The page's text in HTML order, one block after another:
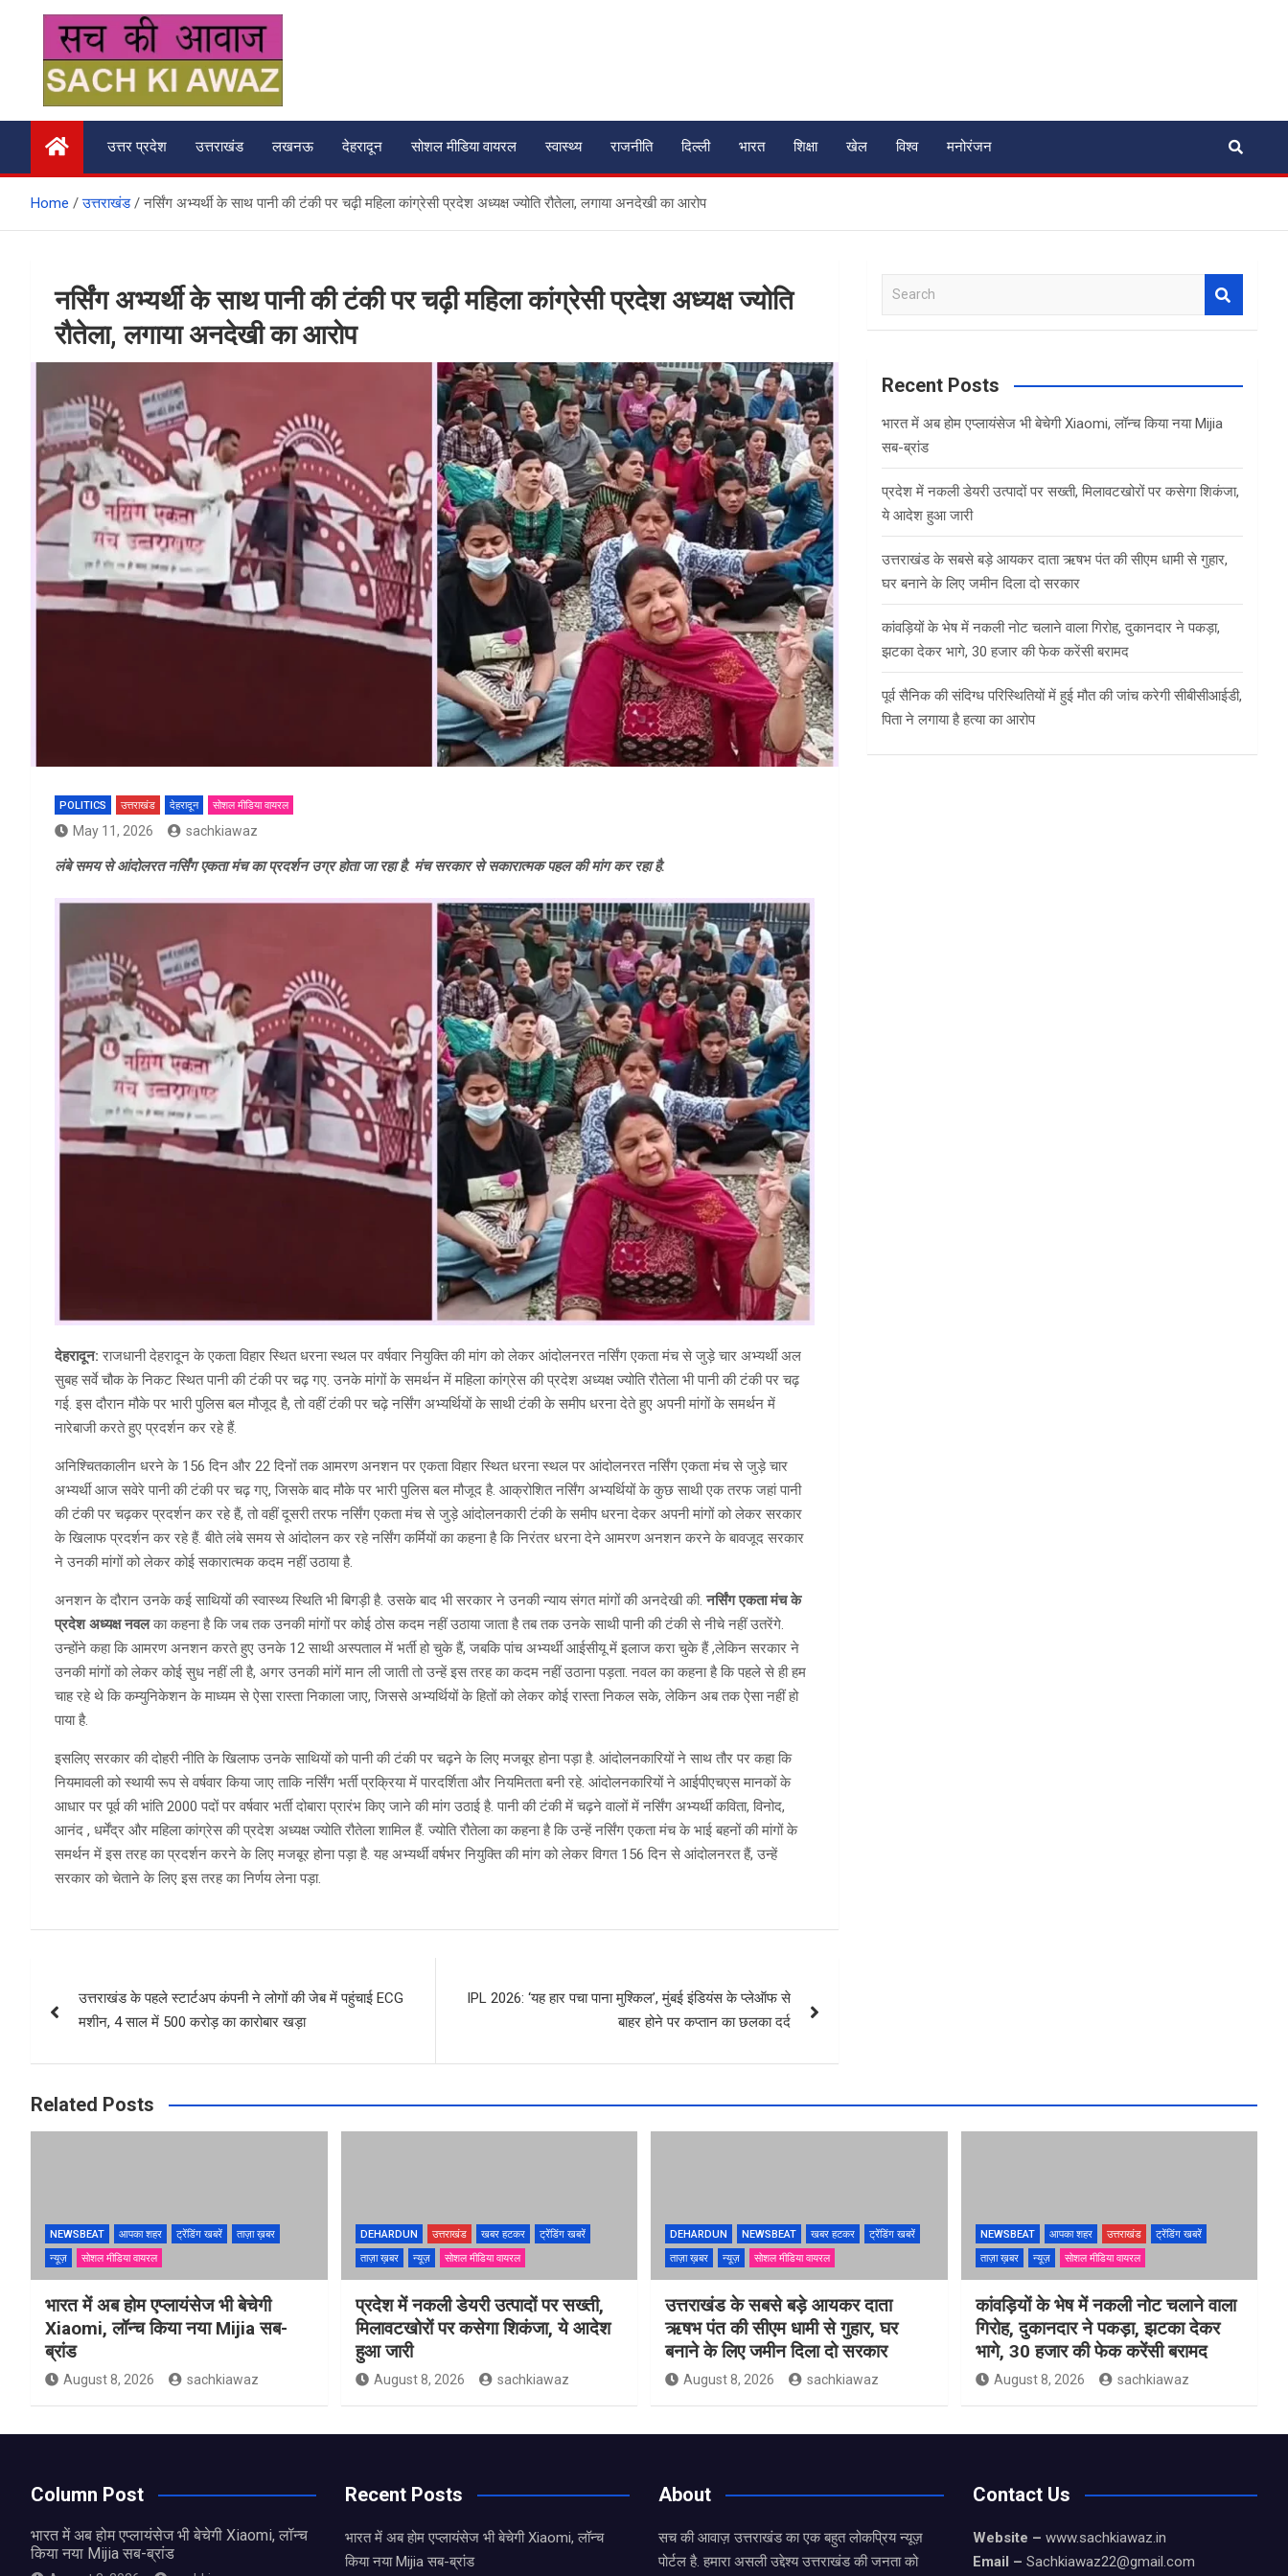
content
सच की आवाज
उत्तर प्रदेश उत्तराखंड लखनऊ देहरादून सोशल मीडिया वायरल स्वास्थ्य राजनीति दिल्ली भारत शिक्षा खेल विश्व मनोरंजन
Home उत्तराखंड नर्सिंग अभ्यर्थी के साथ पानी की टंकी पर चढ़ी महिला कांग्रेसी प्रदेश अध्यक्ष ज्योति रौतेला, लगाया अनदेखी का आरोप
नर्सिंग अभ्यर्थी के साथ पानी की टंकी पर चढ़ी महिला कांग्रेसी प्रदेश अध्यक्ष ज्योति
रौतेला, लगाया अनदेखी का आरोप
POLITICS उत्तराखंड देहरादून सोशल मीडिया वायरल
May 11, 2026 sachkiawaz
लंबे समय से आंदोलरत नर्सिंग एकता मंच का प्रदर्शन उग्र होता जा रहा है. मंच सरकार से सकारात्मक पहल की मांग कर रहा है.
देहरादून: राजधानी देहरादून के एकता विहार स्थित धरना स्थल पर वर्षवार नियुक्ति की मांग को लेकर आंदोलनरत नर्सिंग एकता मंच से जुड़े चार अभ्यर्थी अल
सुबह सर्वे चौक के निकट स्थित पानी की टंकी पर चढ़ गए. उनके मांगों के समर्थन में महिला कांग्रेस की प्रदेश अध्यक्ष ज्योति रौतेला भी पानी की टंकी पर चढ़
गई. इस दौरान मौके पर भारी पुलिस बल मौजूद है, तो वहीं टंकी पर चढ़े नर्सिंग अभ्यर्थियों के साथी टंकी के समीप धरना देते हुए अपनी मांगों के समर्थन में
नारेबाजी करते हुए प्रदर्शन कर रहे हैं.
अनिश्चितकालीन धरने के 156 दिन और 22 दिनों तक आमरण अनशन पर एकता विहार स्थित धरना स्थल पर आंदोलनरत नर्सिंग एकता मंच से जुड़े चार
अभ्यर्थी आज सवेरे पानी की टंकी पर चढ़ गए, जिसके बाद मौके पर भारी पुलिस बल मौजूद है. आक्रोशित नर्सिंग अभ्यर्थियों के कुछ साथी एक तरफ जहां पानी
की टंकी पर चढ़कर प्रदर्शन कर रहे हैं, तो वहीं दूसरी तरफ नर्सिंग एकता मंच से जुड़े आंदोलनकारी टंकी के समीप धरना देकर अपनी मांगों को लेकर सरकार
के खिलाफ प्रदर्शन कर रहे हैं. बीते लंबे समय से आंदोलन कर रहे नर्सिंग कर्मियों का कहना है कि निरंतर धरना देने आमरण अनशन करने के बावजूद सरकार
ने उनकी मांगों को लेकर कोई सकारात्मक कदम नहीं उठाया है.
अनशन के दौरान उनके कई साथियों की स्वास्थ्य स्थिति भी बिगड़ी है. उसके बाद भी सरकार ने उनकी न्याय संगत मांगों की अनदेखी की.नर्सिंग एकता मंच के
प्रदेश अध्यक्ष नवलका कहना है कि जब तक उनकी मांगों पर कोई ठोस कदम नहीं उठाया जाता है तब तक उनके साथी पानी की टंकी से नीचे नहीं उतरेंगे.
उन्होंने कहा कि आमरण अनशन करते हुए उनके 12 साथी अस्पताल में भर्ती हो चुके हैं, जबकि पांच अभ्यर्थी आईसीयू में इलाज करा चुके हैं ,लेकिन सरकार ने
उनकी मांगों को लेकर कोई सुध नहीं ली है, अगर उनकी मांगें मान ली जाती तो उन्हें इस तरह का कदम नहीं उठाना पड़ता. नवल का कहना है कि पहले से ही हम
चाह रहे थे कि कम्युनिकेशन के माध्यम से ऐसा रास्ता निकाला जाए, जिससे अभ्यर्थियों के हितों को लेकर कोई रास्ता निकल सके, लेकिन अब तक ऐसा नहीं हो
पाया है.
इसलिए सरकार की दोहरी नीति के खिलाफ उनके साथियों को पानी की टंकी पर चढ़ने के लिए मजबूर होना पड़ा है. आंदोलनकारियों ने साथ तौर पर कहा कि
नियमावली को स्थायी रूप से वर्षवार किया जाए ताकि नर्सिंग भर्ती प्रक्रिया में पारदर्शिता और नियमितता बनी रहे. आंदोलनकारियों ने आईपीएचएस मानकों के
आधार पर पूर्व की भांति 2000 पदों पर वर्षवार भर्ती दोबारा प्रारंभ किए जाने की मांग उठाई है. पानी की टंकी में चढ़ने वालों में नर्सिंग अभ्यर्थी कविता, विनोद,
आनंद , धर्मेंद्र और महिला कांग्रेस की प्रदेश अध्यक्ष ज्योति रौतेला शामिल हैं. ज्योति रौतेला का कहना है कि उन्हें नर्सिंग एकता मंच के भाई बहनों की मांगों के
समर्थन में इस तरह का प्रदर्शन करने के लिए मजबूर होना पड़ा है. यह अभ्यर्थी वर्षभर नियुक्ति की मांग को लेकर विगत 156 दिन से आंदोलनरत हैं, उन्हें
सरकार को चेताने के लिए इस तरह का निर्णय लेना पड़ा.
navigation
उत्तराखंड के पहले स्टार्टअप कंपनी ने लोगों की जेब में पहुंचाई ECG
मशीन, 4 साल में 500 करोड़ का कारोबार खड़ा
IPL 2026: ‘यह हार पचा पाना मुश्किल’, मुंबई इंडियंस के प्लेऑफ से
बाहर होने पर कप्तान का छलका दर्द
a
c
Recent Posts
भारत में अब होम एप्लायंसेज भी बेचेगी Xiaomi, लॉन्च किया नया Mijia
सब-ब्रांड
प्रदेश में नकली डेयरी उत्पादों पर सख्ती, मिलावटखोरों पर कसेगा शिकंजा,
ये आदेश हुआ जारी
उत्तराखंड के सबसे बड़े आयकर दाता ऋषभ पंत की सीएम धामी से गुहार,
घर बनाने के लिए जमीन दिला दो सरकार
कांवड़ियों के भेष में नकली नोट चलाने वाला गिरोह, दुकानदार ने पकड़ा,
झटका देकर भागे, 30 हजार की फेक करेंसी बरामद
पूर्व सैनिक की संदिग्ध परिस्थितियों में हुई मौत की जांच करेगी सीबीसीआईडी,
पिता ने लगाया है हत्या का आरोप
Related Posts
NEWSBEAT आपका शहर ट्रेंडिंग खबरें
ताज़ा ख़बर
न्यूज़
सोशल मीडिया वायरल
भारत में अब होम एप्लायंसेज भी बेचेगी
Xiaomi, लॉन्च किया नया Mijia सब-
ब्रांड
August 8, 2026 sachkiawaz
DEHARDUN उत्तराखंड खबर हटकर
ट्रेंडिंग खबरें
ताज़ा ख़बर
न्यूज़ सोशल मीडिया वायरल
प्रदेश में नकली डेयरी उत्पादों पर सख्ती,
मिलावटखोरों पर कसेगा शिकंजा, ये आदेश
हुआ जारी
August 8, 2026 sachkiawaz
DEHARDUN NEWSBEAT खबर हटकर
ट्रेंडिंग खबरें
ताज़ा ख़बर
न्यूज़ सोशल मीडिया वायरल
उत्तराखंड के सबसे बड़े आयकर दाता
ऋषभ पंत की सीएम धामी से गुहार, घर
बनाने के लिए जमीन दिला दो सरकार
August 8, 2026 sachkiawaz
NEWSBEAT आपका शहर उत्तराखंड
ट्रेंडिंग खबरें
ताज़ा ख़बर
न्यूज़ सोशल मीडिया वायरल
कांवड़ियों के भेष में नकली नोट चलाने वाला
गिरोह, दुकानदार ने पकड़ा, झटका देकर
भागे, 30 हजार की फेक करेंसी बरामद
August 8, 2026 sachkiawaz
Column Post
भारत में अब होम एप्लायंसेज भी बेचेगी Xiaomi, लॉन्च
किया नया Mijia सब-ब्रांड
Recent Posts
भारत में अब होम एप्लायंसेज भी बेचेगी Xiaomi, लॉन्च
किया नया Mijia सब-ब्रांड
About
सच की आवाज़ उत्तराखंड का एक बहुत लोकप्रिय न्यूज़
पोर्टल है. हमारा असली उद्देश्य उत्तराखंड की जनता को
Contact Us
Website – www.sachkiawaz.in
Email – Sachkiawaz22@gmail.com